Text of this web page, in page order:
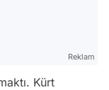
Reklam
Kürt